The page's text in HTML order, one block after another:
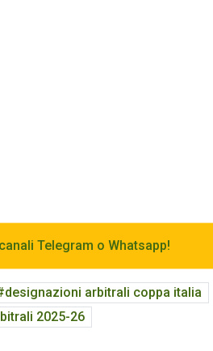
Telegram o Whatsapp!
designazioni arbitrali coppa italia
2025-26